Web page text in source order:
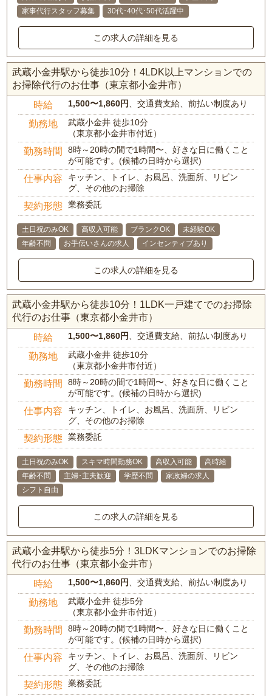
家事代行スタッフ募集
30代･40代･50代活躍中
この求人の詳細を見る
武蔵小金井駅から徒歩10分！4LDK以上マンションでの
お掃除代行のお仕事（東京都小金井市）
時給 1,500〜1,860円、交通費支給、前払い制度あり
勤務地
武蔵小金井 徒歩10分
（東京都小金井市付近）
勤務時間
8時～20時の間で1時間〜、好きな日に働くこと
が可能です。(候補の日時から選択)
仕事内容
キッチン、トイレ、お風呂、洗面所、リビン
グ、その他のお掃除
契約形態 業務委託
土日祝のみOK 高収入可能 ブランクOK
未経験OK
年齢不問
お手伝いさんの求人 インセンティブあり
この求人の詳細を見る
武蔵小金井駅から徒歩10分！1LDK一戸建てでのお掃除
代行のお仕事（東京都小金井市）
時給 1,500〜1,860円、交通費支給、前払い制度あり
勤務地
武蔵小金井 徒歩10分
（東京都小金井市付近）
勤務時間
8時～20時の間で1時間〜、好きな日に働くこと
が可能です。(候補の日時から選択)
仕事内容
キッチン、トイレ、お風呂、洗面所、リビン
グ、その他のお掃除
契約形態 業務委託
土日祝のみOK スキマ時間勤務OK 高収入可能
高時給
年齢不問
主婦･主夫歓迎 学歴不問
家政婦の求人
シフト自由
この求人の詳細を見る
武蔵小金井駅から徒歩5分！3LDKマンションでのお掃除
代行のお仕事（東京都小金井市）
時給 1,500〜1,860円、交通費支給、前払い制度あり
勤務地
武蔵小金井 徒歩5分
（東京都小金井市付近）
勤務時間
8時～20時の間で1時間〜、好きな日に働くこと
が可能です。(候補の日時から選択)
仕事内容
キッチン、トイレ、お風呂、洗面所、リビン
グ、その他のお掃除
契約形態 業務委託